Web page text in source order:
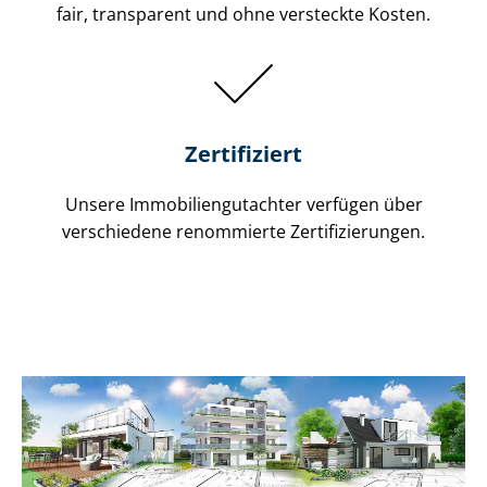
fair, transparent und ohne versteckte Kosten.
Zertifiziert
Unsere Immobilien­gutachter verfügen über
verschiedene renommierte Zer­ti­fi­zie­run­gen.